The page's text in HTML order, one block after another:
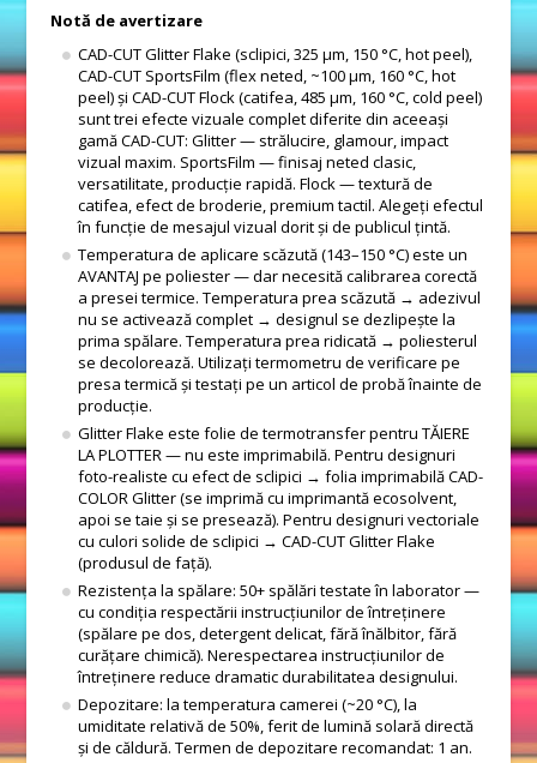
Notă de avertizare
CAD-CUT Glitter Flake (sclipici, 325 μm, 150 °C, hot peel),
CAD-CUT SportsFilm (flex neted, ~100 μm, 160 °C, hot
peel) și CAD-CUT Flock (catifea, 485 μm, 160 °C, cold peel)
sunt trei efecte vizuale complet diferite din aceeași
gamă CAD-CUT: Glitter — strălucire, glamour, impact
vizual maxim. SportsFilm — finisaj neted clasic,
versatilitate, producție rapidă. Flock — textură de
catifea, efect de broderie, premium tactil. Alegeți efectul
în funcție de mesajul vizual dorit și de publicul țintă.
Temperatura de aplicare scăzută (143–150 °C) este un
AVANTAJ pe poliester — dar necesită calibrarea corectă
a presei termice. Temperatura prea scăzută → adezivul
nu se activează complet → designul se dezlipește la
prima spălare. Temperatura prea ridicată → poliesterul
se decolorează. Utilizați termometru de verificare pe
presa termică și testați pe un articol de probă înainte de
producție.
Glitter Flake este folie de termotransfer pentru TĂIERE
LA PLOTTER — nu este imprimabilă. Pentru designuri
foto-realiste cu efect de sclipici → folia imprimabilă CAD-
COLOR Glitter (se imprimă cu imprimantă ecosolvent,
apoi se taie și se presează). Pentru designuri vectoriale
cu culori solide de sclipici → CAD-CUT Glitter Flake
(produsul de față).
Rezistența la spălare: 50+ spălări testate în laborator —
cu condiția respectării instrucțiunilor de întreținere
(spălare pe dos, detergent delicat, fără înălbitor, fără
curățare chimică). Nerespectarea instrucțiunilor de
întreținere reduce dramatic durabilitatea designului.
Depozitare: la temperatura camerei (~20 °C), la
umiditate relativă de 50%, ferit de lumină solară directă
și de căldură. Termen de depozitare recomandat: 1 an.